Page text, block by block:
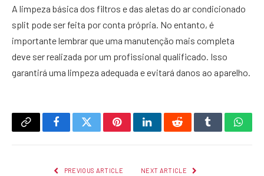
A limpeza básica dos filtros e das aletas do ar condicionado
split pode ser feita por conta própria. No entanto, é
importante lembrar que uma manutenção mais completa
deve ser realizada por um profissional qualificado. Isso
garantirá uma limpeza adequada e evitará danos ao aparelho.
Copy
FacebookTwitterPinterestLinkedInRedditTumblr
PREVIOUS ARTICLE NEXT ARTICLE